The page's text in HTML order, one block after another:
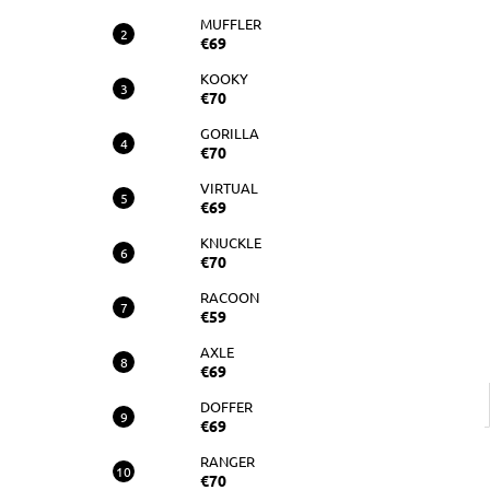
MUFFLER
€69
KOOKY
€70
GORILLA
€70
VIRTUAL
€69
KNUCKLE
€70
RACOON
€59
AXLE
€69
DOFFER
€69
RANGER
€70
€70